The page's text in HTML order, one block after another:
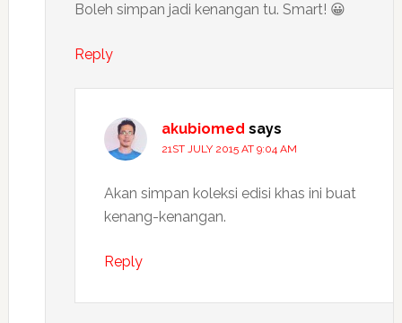
Boleh simpan jadi kenangan tu. Smart! 😀
Reply
akubiomed says
21ST JULY 2015 AT 9:04 AM
Akan simpan koleksi edisi khas ini buat
kenang-kenangan.
Reply